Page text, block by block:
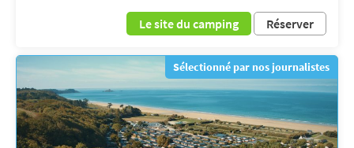
Le site du camping Réserver
Sélectionné par nos journalistes